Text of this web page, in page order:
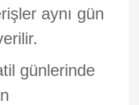
aynı gün
günlerinde